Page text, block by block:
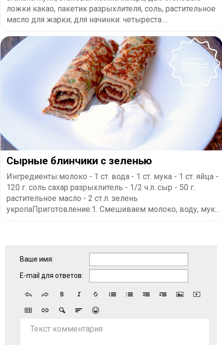
ложки какао, пакетик разрыхлителя, соль, растительное
масло для жарки; для начинки: четыреста ...
Сырные блинчики с зеленью
Ингредиенты:молоко - 1 ст. вода - 1 ст. мука - 1 ст. яйца -
120 г. соль сахар разрыхлитель - 1/2 ч.л. сыр - 50 г.
растительное масло - 2 ст.л. зелень
укропаПриготовление:1. Смешиваем молоко, воду, мук...
Ваше имя:
E-mail для ответов:
Текст комментария